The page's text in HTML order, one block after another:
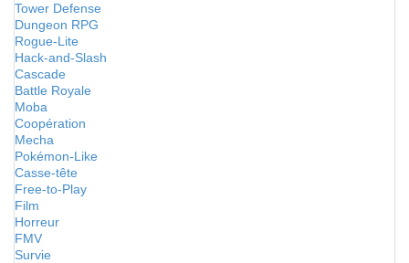
Tower Defense
Dungeon RPG
Rogue-Lite
Hack-and-Slash
Cascade
Battle Royale
Moba
Coopération
Mecha
Pokémon-Like
Casse-tête
Free-to-Play
Film
Horreur
FMV
Survie